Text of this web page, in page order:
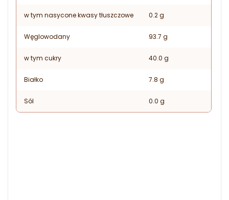
w tym nasycone kwasy tłuszczowe 0.2 g
Węglowodany 93.7 g
w tym cukry 40.0 g
Białko 7.8 g
Sól 0.0 g